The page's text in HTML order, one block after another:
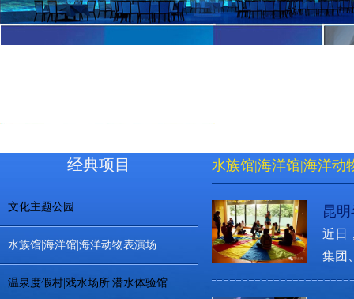
经典项目
文化主题公园
水族馆|海洋馆|海洋动物表演场
温泉度假村|戏水场所|潜水体验馆
水族馆|海洋馆|海洋动
昆
近日
集团